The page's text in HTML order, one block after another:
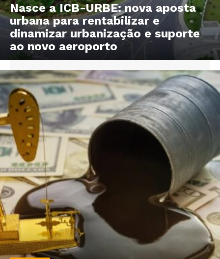
Nasce a ICB-URBE: nova aposta
urbana para rentabilizar e
dinamizar urbanização e suporte
ao novo aeroporto